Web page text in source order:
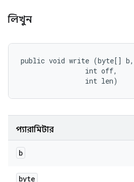
লিখুন
public void write (byte[] b,
                int off,
                int len)
প্যারামিটার
b
byte